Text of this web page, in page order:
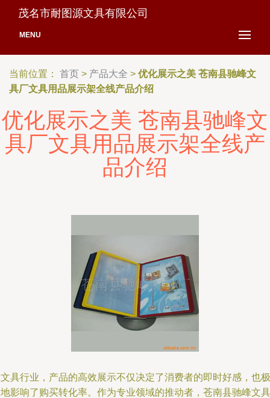
茂名市耐图源文具有限公司
MENU
当前位置： 首页 > 产品大全 > 优化展示之美 苍南县驰峰文
具厂文具用品展示架全线产品介绍
优化展示之美 苍南县驰峰文
具厂文具用品展示架全线产
品介绍
具行业，产品的高效展示不仅决定了消费者的即时好感，也极
影响了购买转化率。作为专业领域的推动者，苍南县驰峰文具